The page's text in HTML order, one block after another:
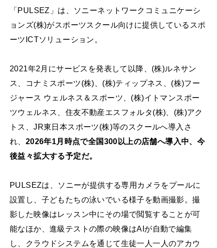
「PULSEZ」は、ソニーネットワークコミュニケーシ
ョンズ(株)がスポーツスクール向けに提供しているスポ
ーツICTソリューション。
2021年2月にサービスを発表して以降、(株)ルネサン
ス、コナミスポーツ(株)、(株)ティップネス、(株)フー
ジャース ウェルネス＆スポーツ、(株)イトマンスポー
ツウェルネス、住友不動産エスフォルタ(株)、(株)アク
トス、JR東日本スポーツ(株)等のスクールへ導入さ
れ、 2026年1月時点で全国300以上の店舗へ導入中、今
後益々拡大する予定だ。
PULSEZは、ソニーが提供する専用カメラをプールに
設置し、子どもたちの泳いでいる様子を動画撮影。撮
影した映像はレッスン中にその場で閲覧することが可
能なほか、進級テストの際の映像はAIが自動で編集
し、クラウドシステムを通じて生徒一人一人のアカウ